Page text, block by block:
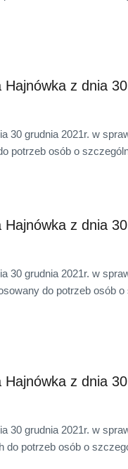
z dnia
30 grudnia 2021r. w
potrzeb osób o
z dnia
30 grudnia 2021r. w
do potrzeb osób
z dnia
30 grudnia 2021r. w
do potrzeb osób o